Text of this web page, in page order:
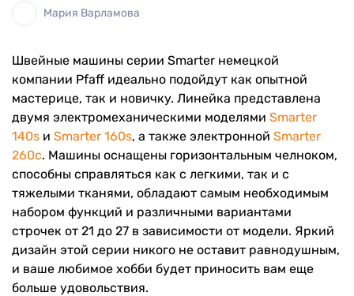
Мария Варламова
Швейные машины серии Smarter немецкой
компании Pfaff идеально подойдут как опытной
мастерице, так и новичку. Линейка представлена
двумя электромеханическими моделями Smarter
140s и Smarter 160s, а также электронной Smarter
260c. Машины оснащены горизонтальным челноком,
способны справляться как с легкими, так и с
тяжелыми тканями, обладают самым необходимым
набором функций и различными вариантами
строчек от 21 до 27 в зависимости от модели. Яркий
дизайн этой серии никого не оставит равнодушным,
и ваше любимое хобби будет приносить вам еще
больше удовольствия.